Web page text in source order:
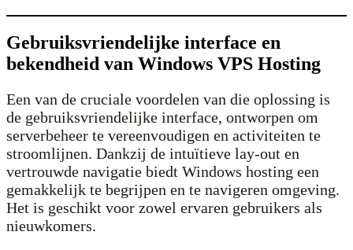
Gebruiksvriendelijke interface en
bekendheid van Windows VPS Hosting
Een van de cruciale voordelen van die oplossing is
de gebruiksvriendelijke interface, ontworpen om
serverbeheer te vereenvoudigen en activiteiten te
stroomlijnen. Dankzij de intuïtieve lay-out en
vertrouwde navigatie biedt Windows hosting een
gemakkelijk te begrijpen en te navigeren omgeving.
Het is geschikt voor zowel ervaren gebruikers als
nieuwkomers.